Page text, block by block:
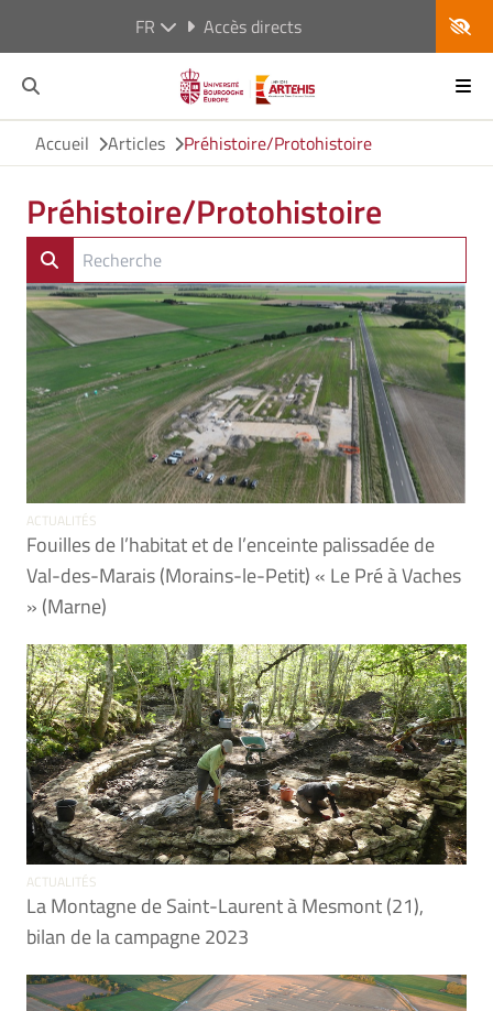
FR Accès directs
Accueil Articles Préhistoire/Protohistoire
Préhistoire/Protohistoire
ACTUALITÉS
Fouilles de l’habitat et de l’enceinte palissadée de
Val-des-Marais (Morains-le-Petit) « Le Pré à Vaches
» (Marne)
ACTUALITÉS
La Montagne de Saint-Laurent à Mesmont (21),
bilan de la campagne 2023